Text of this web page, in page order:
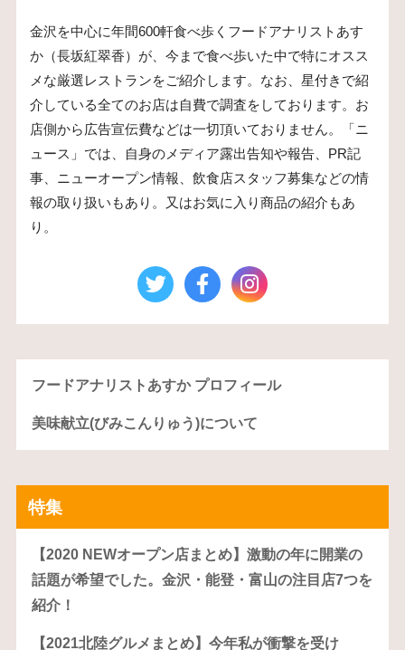
金沢を中心に年間600軒食べ歩くフードアナリストあす
か（長坂紅翠香）が、今まで食べ歩いた中で特にオスス
メな厳選レストランをご紹介します。なお、星付きで紹
介している全てのお店は自費で調査をしております。お
店側から広告宣伝費などは一切頂いておりません。「ニ
ュース」では、自身のメディア露出告知や報告、PR記
事、ニューオープン情報、飲食店スタッフ募集などの情
報の取り扱いもあり。又はお気に入り商品の紹介もあ
り。
フードアナリストあすか プロフィール
美味献立(びみこんりゅう)について
特集
【2020 NEWオープン店まとめ】激動の年に開業の
話題が希望でした。金沢・能登・富山の注目店7つを
紹介！
【2021北陸グルメまとめ】今年私が衝撃を受け